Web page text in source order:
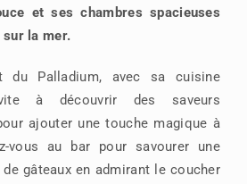
et ses chambres spacieuses
la mer.
du Palladium, avec sa cuisine
à découvrir des saveurs
ajouter une touche magique à
vous au bar pour savourer une
gâteaux en admirant le coucher